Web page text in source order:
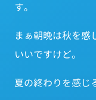
す。
まぁ朝晩は秋を感
いいですけど。
夏の終わりを感じ